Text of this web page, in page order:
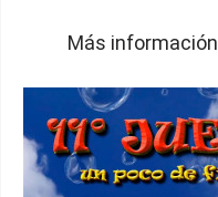
Más información